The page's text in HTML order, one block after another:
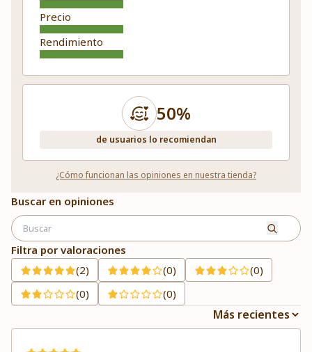
Precio
Rendimiento
50%
de usuarios lo recomiendan
¿Cómo funcionan las opiniones en nuestra tienda?
Buscar en opiniones
Filtra por valoraciones
(2)
(0)
(0)
(0)
(0)